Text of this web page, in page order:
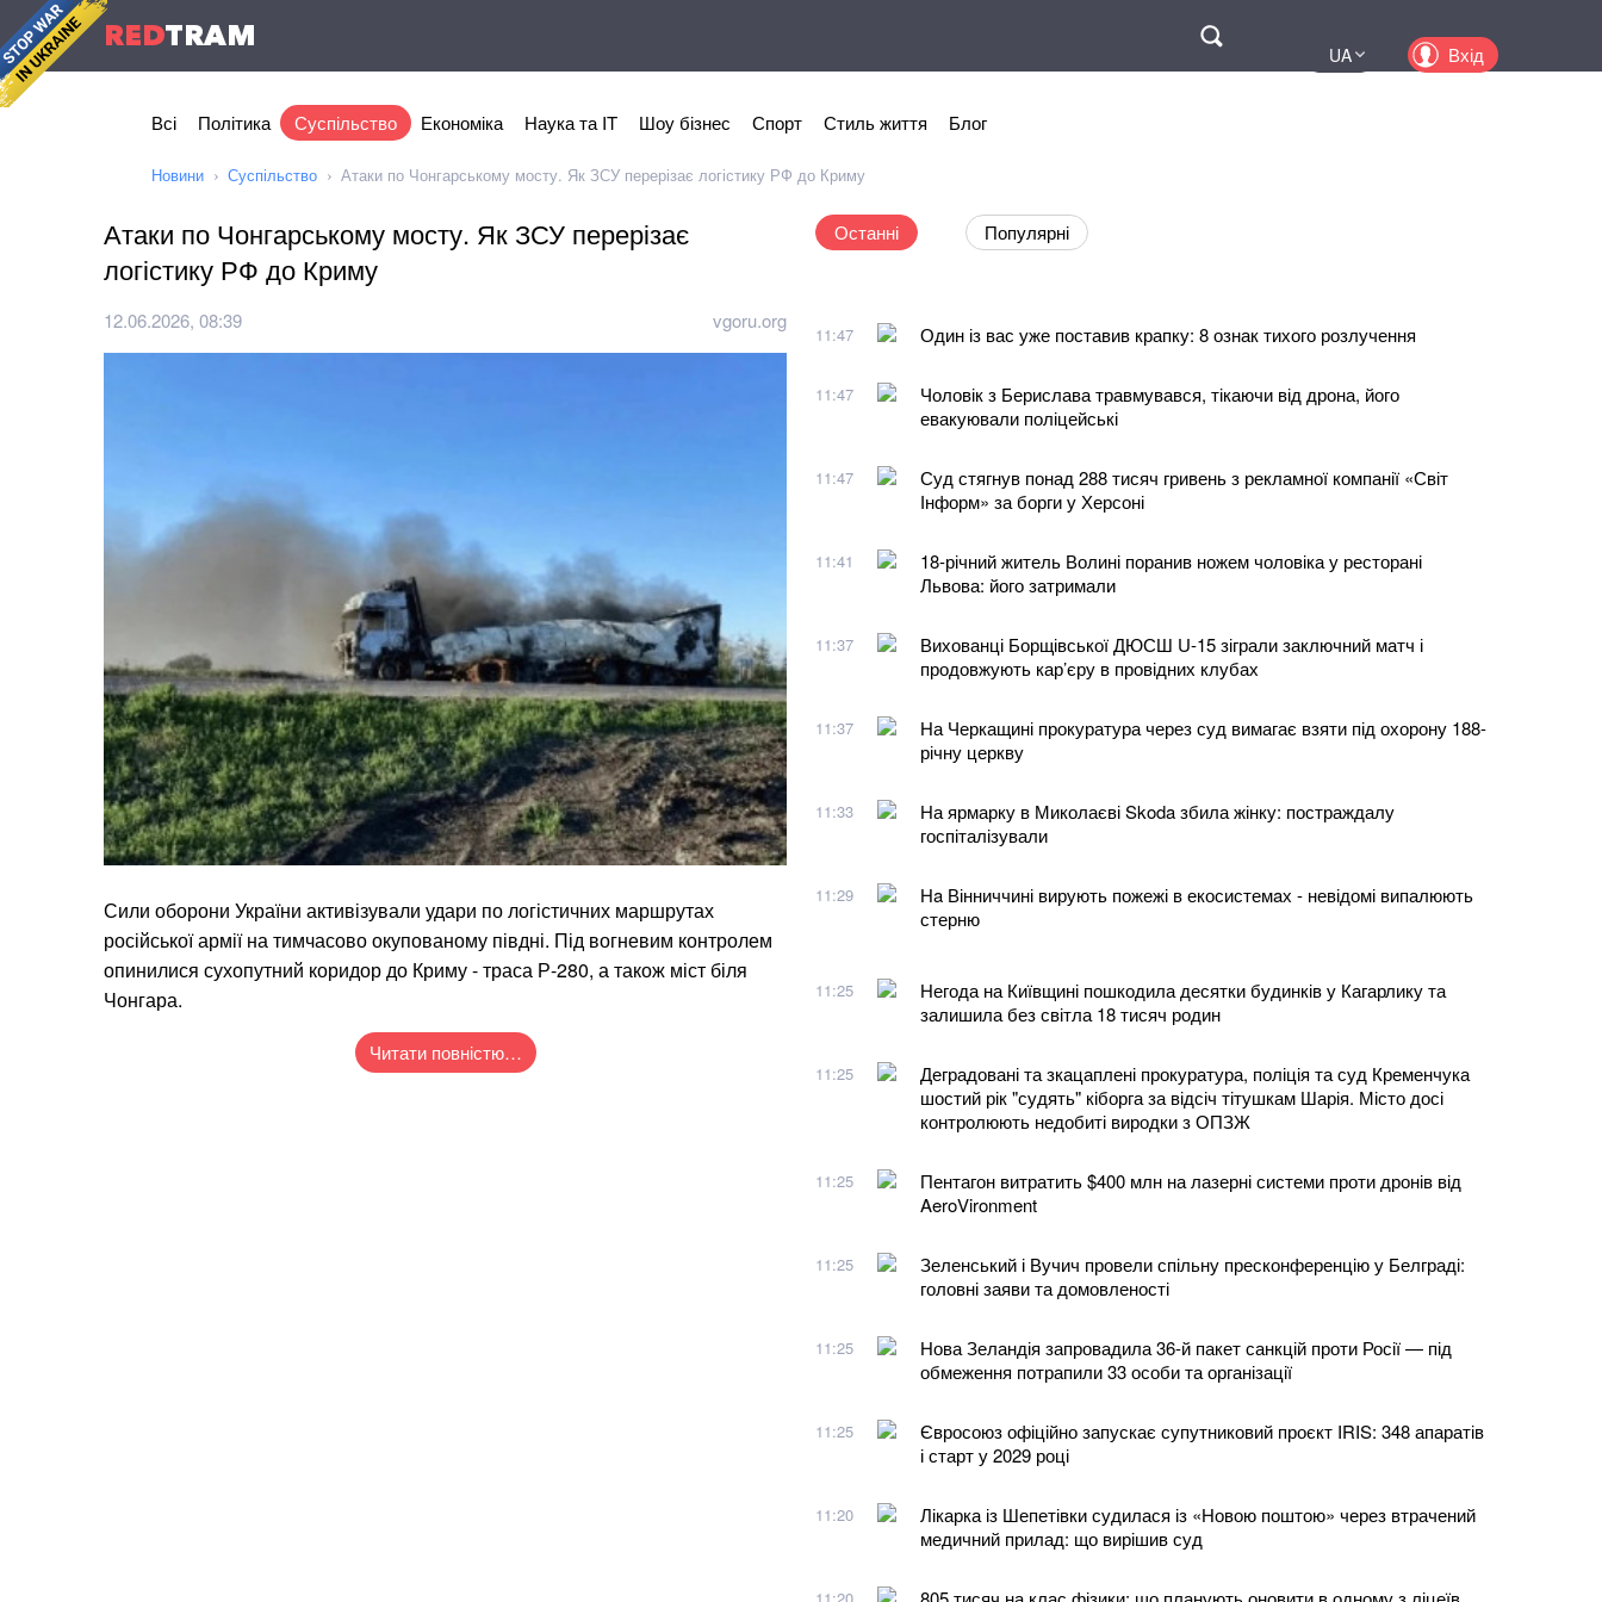
REDTRAM
UA
Вхід
Всі Політика Суспільство Економіка Наука та IT Шоу бізнес Спорт Стиль життя Блог
Новини Суспільство Атаки по Чонгарському мосту. Як ЗСУ перерізає логістику РФ до Криму
Атаки по Чонгарському мосту. Як ЗСУ перерізає
логістику РФ до Криму
12.06.2026, 08:39 vgoru.org
Сили оборони України активізували удари по логістичних маршрутах
російської армії на тимчасово окупованому півдні. Під вогневим контролем
опинилися сухопутний коридор до Криму - траса Р-280, а також міст біля
Чонгара.
Читати повністю…
Останні Популярні
11:47 Один із вас уже поставив крапку: 8 ознак тихого розлучення
11:47
Чоловік з Берислава травмувався, тікаючи від дрона, його
евакуювали поліцейські
11:47
Суд стягнув понад 288 тисяч гривень з рекламної компанії «Світ
Інформ» за борги у Херсоні
11:41
18-річний житель Волині поранив ножем чоловіка у ресторані
Львова: його затримали
11:37
Вихованці Борщівської ДЮСШ U-15 зіграли заключний матч і
продовжують кар’єру в провідних клубах
11:37
На Черкащині прокуратура через суд вимагає взяти під охорону 188-
річну церкву
11:33
На ярмарку в Миколаєві Skoda збила жінку: постраждалу
госпіталізували
11:29
Нa Вінниччині вирують пожежі в екосистемaх - невідомі випалюють
стерню
11:25
Негода на Київщині пошкодила десятки будинків у Кагарлику та
залишила без світла 18 тисяч родин
11:25
Деградовані та зкацаплені прокуратура, поліція та суд Кременчука
шостий рік "судять" кіборга за відсіч тітушкам Шарія. Місто досі
контролюють недобиті виродки з ОПЗЖ
11:25
Пентагон витратить $400 млн на лазерні системи проти дронів від
AeroVironment
11:25
Зеленський і Вучич провели спільну пресконференцію у Белграді:
головні заяви та домовленості
11:25
Нова Зеландія запровадила 36-й пакет санкцій проти Росії — під
обмеження потрапили 33 особи та організації
11:25
Євросоюз офіційно запускає супутниковий проєкт IRIS: 348 апаратів
і старт у 2029 році
11:20
Лікарка із Шепетівки судилася із «Новою поштою» через втрачений
медичний прилад: що вирішив суд